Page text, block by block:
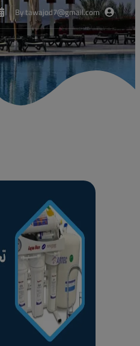
Bytawajod7@gmail.com